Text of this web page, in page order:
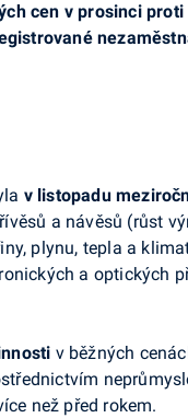
cen v prosinci
v listopadu
a návěsů (růst
plynu, tepla a
a optických
v běžných
než před rokem.